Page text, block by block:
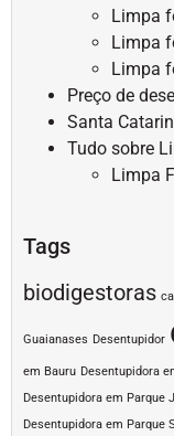
Limpa
Limpa
Limpa
Preço de
Santa
Tudo sobre
Limpa
Tags
biodigestoras
Guaianases Desentupidor
em Bauru Desentupidora
Desentupidora em Parque
Desentupidora em Parque